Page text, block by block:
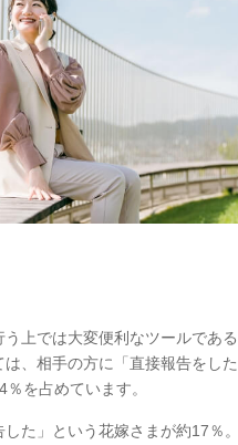
う上では大変便利なツールであ
は、相手の方に「直接報告をし
を占めています。
した」という花嫁さまが約17％